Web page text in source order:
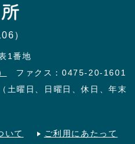
）
1番地
ファクス：0475-20-1601
土曜日、日曜日、休日、年末
いて ご利用にあたって